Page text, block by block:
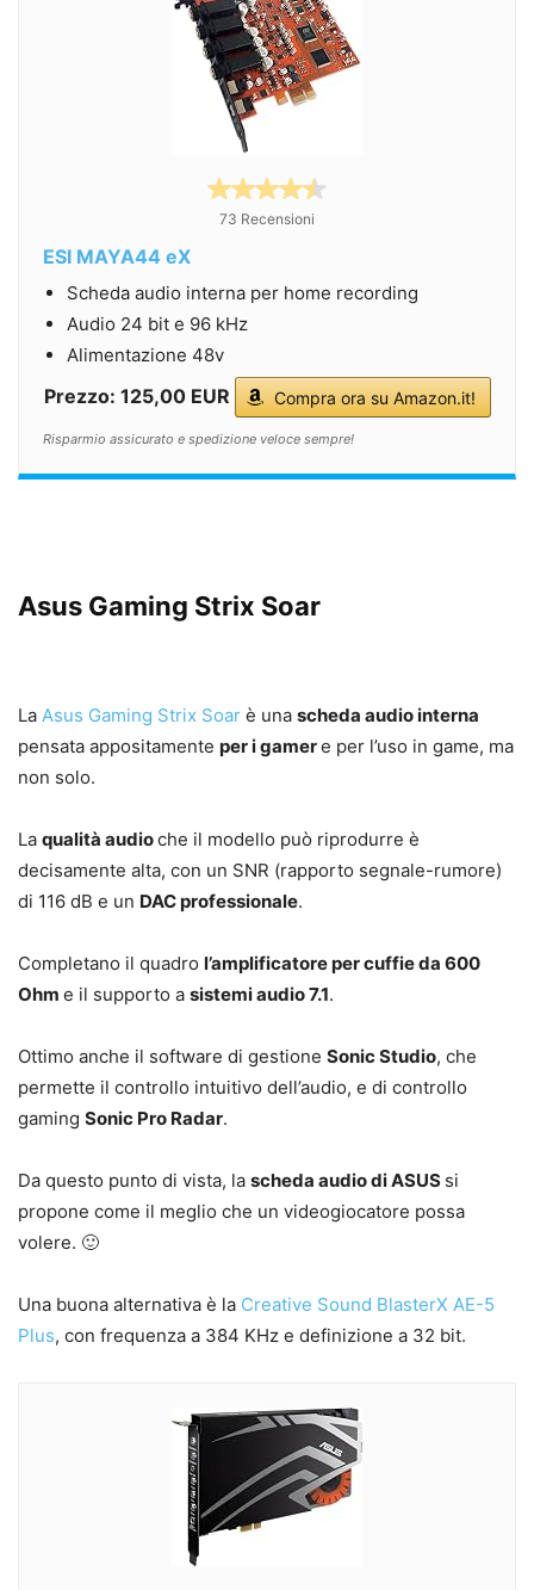
73 Recensioni
ESI MAYA44 eX
Scheda audio interna per home recording
Audio 24 bit e 96 kHz
Alimentazione 48v
Prezzo: 125,00 EUR Compra ora su Amazon.it!
Risparmio assicurato e spedizione veloce sempre!
Asus Gaming Strix Soar
La Asus Gaming Strix Soar è una scheda audio interna
pensata appositamente per i gamere per l’uso in game, ma
non solo.
La qualità audioche il modello può riprodurre è
decisamente alta, con un SNR (rapporto segnale-rumore)
di 116 dB e un DAC professionale.
Completano il quadro l’amplificatore per cuffie da 600
Ohm e il supporto a sistemi audio 7.1.
Ottimo anche il software di gestione Sonic Studio, che
permette il controllo intuitivo dell’audio, e di controllo
gaming Sonic Pro Radar.
Da questo punto di vista, la scheda audio di ASUS si
propone come il meglio che un videogiocatore possa
volere. 🙂
Una buona alternativa è la Creative Sound BlasterX AE-5
Plus, con frequenza a 384 KHz e definizione a 32 bit.